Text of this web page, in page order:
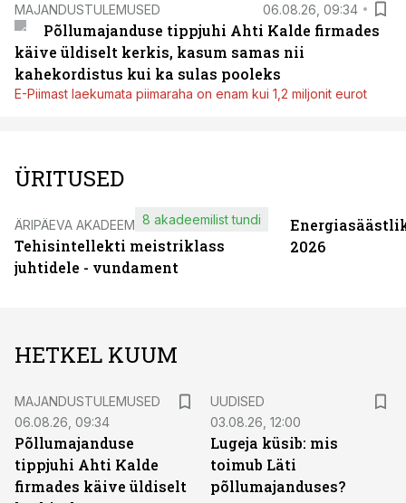
MAJANDUSTULEMUSED 06.08.26, 09:34
Põllumajanduse tippjuhi Ahti Kalde firmades
käive üldiselt kerkis, kasum samas nii
kahekordistus kui ka sulas pooleks
E-Piimast laekumata piimaraha on enam kui 1,2 miljonit eurot
ÜRITUSED
ÄRIPÄEVA AKADEEMIA
Tehisintellekti meistriklass
juhtidele - vundament
8 akadeemilist tundi
2026
HETKEL KUUM
MAJANDUSTULEMUSED
06.08.26, 09:34
Põllumajanduse
tippjuhi Ahti Kalde
firmades käive üldiselt
UUDISED
03.08.26, 12:00
Lugeja küsib: mis
toimub Läti
põllumajanduses?